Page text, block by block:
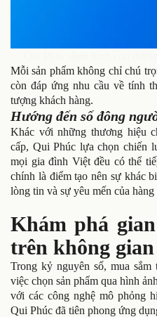
Mỗi sản phẩm không chỉ chú
còn đáp ứng nhu cầu về tính
tượng khách hàng.
Hướng đến số đông
Khác với những thương hiệu
cấp, Qui Phúc lựa chọn chiến
mọi gia đình Việt đều có thể
chính là điểm tạo nên sự khác
lòng tin và sự yêu mến của
Khám phá
trên không gian
Trong kỷ nguyên số, mua
việc chọn sản phẩm qua hình
với các công nghệ mô phỏng
Qui Phúc đã tiên phong ứng